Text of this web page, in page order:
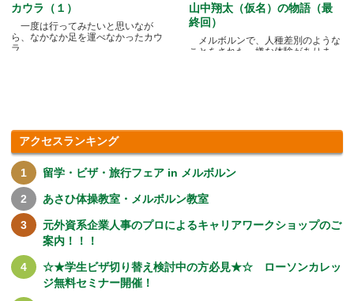
カウラ（１）
一度は行ってみたいと思いなが
ら、なかなか足を運べなかったカウ
ラ.....
山中翔太（仮名）の物語（最
終回）
メルボルンで、人種差別のような
ことをされた、嫌な体験がありま
アクセスランキング
留学・ビザ・旅行フェア in メルボルン
あさひ体操教室・メルボルン教室
元外資系企業人事のプロによるキャリアワークショップのご
案内！！！
☆★学生ビザ切り替え検討中の方必見★☆ ローソンカレッ
ジ無料セミナー開催！